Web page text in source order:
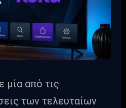
από τις
των τελευταίων